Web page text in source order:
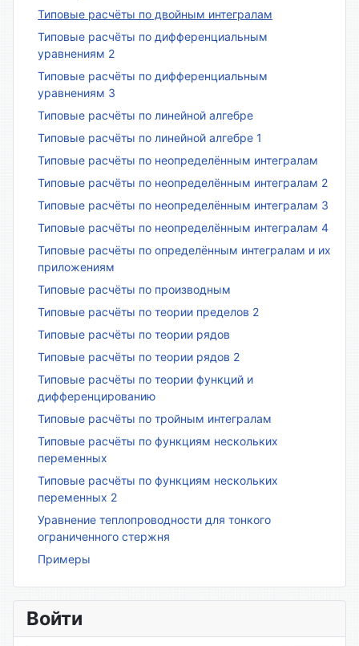
Типовые расчёты по двойным интегралам
Типовые расчёты по дифференциальным
уравнениям 2
Типовые расчёты по дифференциальным
уравнениям 3
Типовые расчёты по линейной алгебре
Типовые расчёты по линейной алгебре 1
Типовые расчёты по неопределённым интегралам
Типовые расчёты по неопределённым интегралам 2
Типовые расчёты по неопределённым интегралам 3
Типовые расчёты по неопределённым интегралам 4
Типовые расчёты по определённым интегралам и их
приложениям
Типовые расчёты по производным
Типовые расчёты по теории пределов 2
Типовые расчёты по теории рядов
Типовые расчёты по теории рядов 2
Типовые расчёты по теории функций и
дифференцированию
Типовые расчёты по тройным интегралам
Типовые расчёты по функциям нескольких
переменных
Типовые расчёты по функциям нескольких
переменных 2
Уравнение теплопроводности для тонкого
ограниченного стержня
Примеры
Войти